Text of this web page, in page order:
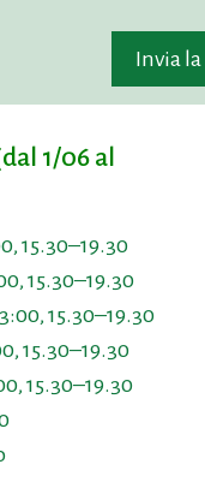
1/06 al
15.30–19.30
15.30–19.30
15.30–19.30
15.30–19.30
15.30–19.30